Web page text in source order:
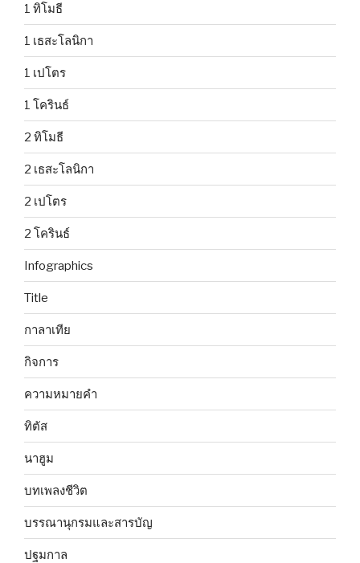
1 ทิโมธี
1 เธสะโลนิกา
1 เปโตร
1 โครินธ์
2 ทิโมธี
2 เธสะโลนิกา
2 เปโตร
2 โครินธ์
Infographics
Title
กาลาเทีย
กิจการ
ความหมายคำ
ทิตัส
นาฮูม
บทเพลงชีวิต
บรรณานุกรมและสารบัญ
ปฐมกาล